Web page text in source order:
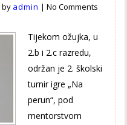
by admin |No Comments
Tijekom ožujka, u
2.b i 2.c razredu,
održan je 2. školski
turnir igre „Na
perun“, pod
mentorstvom